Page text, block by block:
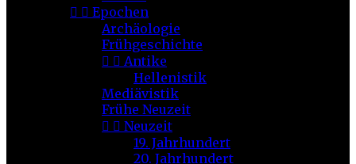
  Epochen
Archäologie
Frühgeschichte
  Antike
Hellenistik
Mediävistik
Frühe Neuzeit
  Neuzeit
19. Jahrhundert
20. Jahrhundert